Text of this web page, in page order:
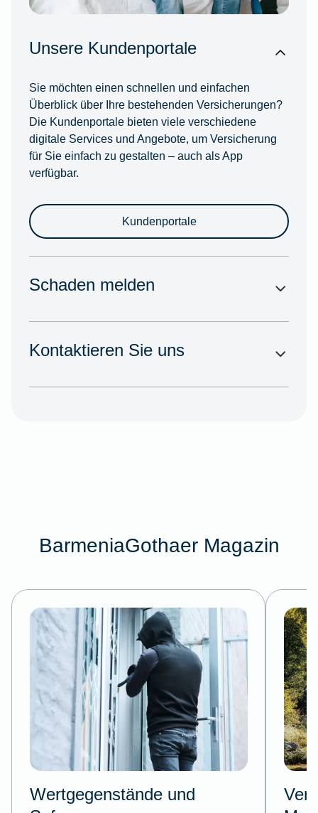
Unsere Kundenportale
Sie möchten einen schnellen und einfachen
Überblick über Ihre bestehenden Versicherungen?
Die Kundenportale bieten viele verschiedene
digitale Services und Angebote, um Versicherung
für Sie einfach zu gestalten – auch als App
verfügbar.
Kundenportale
Schaden melden
Kontaktieren Sie uns
BarmeniaGothaer Magazin
Wertgegenstände und